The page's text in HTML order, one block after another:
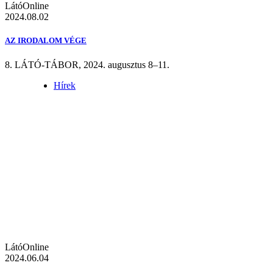
LátóOnline
2024.08.02
AZ IRODALOM VÉGE
8. LÁTÓ-TÁBOR, 2024. augusztus 8–11.
Hírek
LátóOnline
2024.06.04